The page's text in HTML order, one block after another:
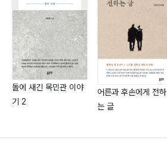
돌에 새긴 목민관 이야
기 2
어른과 후손에게 전하
는 글